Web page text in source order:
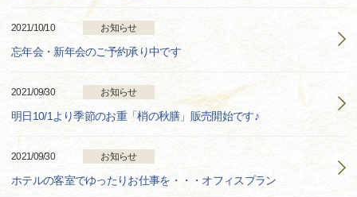
2021/10/10 お知らせ
忘年会・新年会のご予約承り中です
2021/09/30 お知らせ
明日10/1より季節のお重「梢の秋膳」販売開始です♪
2021/09/30 お知らせ
ホテルの客室でゆったりお仕事を・・・オフィスプラン